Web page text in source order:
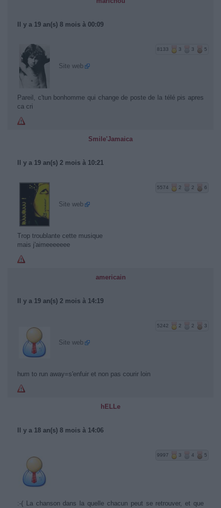
Il y a 19 an(s) 8 mois à 00:09
8133 3 3 5
Site web
Pareil, c'tun bonhomme qui change de poste de la télé pis apres
ca cri
Smile'Jamaica
Il y a 19 an(s) 2 mois à 10:21
5574 2 2 6
Site web
Trop troublante cette musique
mais j'aimeeeeeee
americain
Il y a 19 an(s) 2 mois à 14:19
5242 2 2 3
Site web
hum to run away=s'enfuir et non pas courir loin
hELLe
Il y a 18 an(s) 8 mois à 14:06
9997 3 4 5
:-( La chanson dans la quelle chacun peut se retrouver, et que